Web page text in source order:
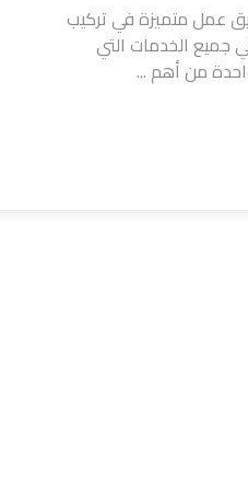
عمل متميزة في تركيب
جميع الخدمات التي
من أهم ...